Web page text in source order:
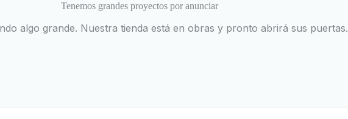
Tenemos grandes proyectos por anunciar
algo grande. Nuestra tienda está en obras y pronto abrirá sus puertas.